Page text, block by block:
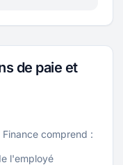
de paie et
comprend :
l'employé